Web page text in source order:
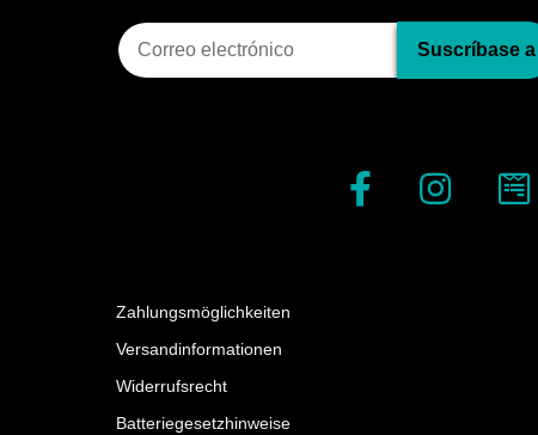
Suscripci?n al bolet?n
Suscríbase a
Zahlungsmöglichkeiten
Versandinformationen
Widerrufsrecht
Batteriegesetzhinweise